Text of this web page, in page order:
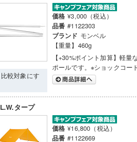
比較対象にす
価格 ¥3,000（税込）
品番 #1122303
ブランド モンベル
【重量】460g
【+30%ポイント加算】軽
ポールです。※ショックコー
L.W.タープ
価格 ¥16,800（税込）
品番 #1122669